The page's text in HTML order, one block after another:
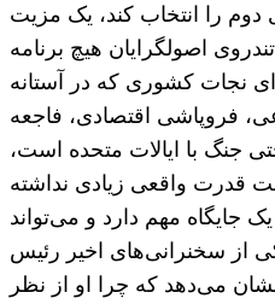
را انتخاب کند، یک مزیت
اصولگرایان هیچ برنامه
نجات کشوری که در آستانه
فروپاشی اقتصادی، فاجعه
جنگ با ایالات متحده است،
قدرت واقعی زیادی نداشته
جایگاه مهم دارد و می‌تواند
از سخنرانی‌های اخیر رئیس
می‌دهد که چرا او از نظر